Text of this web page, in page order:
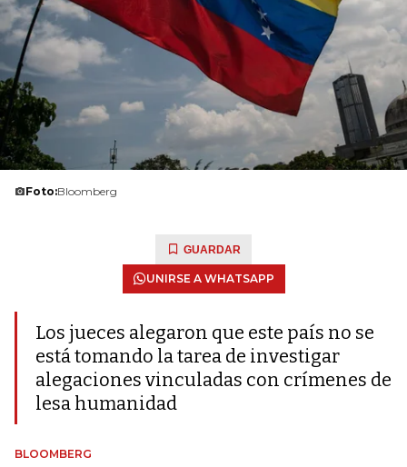
Foto:Bloomberg
GUARDAR
UNIRSE A WHATSAPP
Los jueces alegaron que este país no se
está tomando la tarea de investigar
alegaciones vinculadas con crímenes de
lesa humanidad
BLOOMBERG